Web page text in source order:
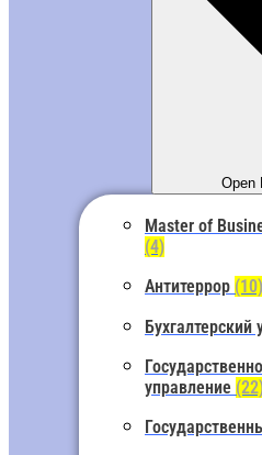
Open
Master of
(4)
Антитеррор (10)
управление